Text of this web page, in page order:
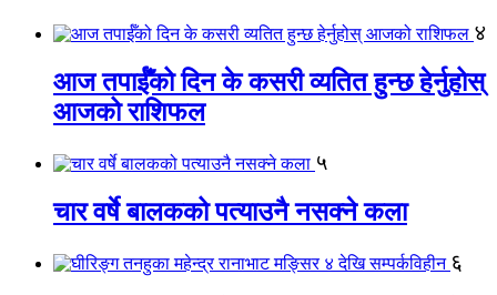
४
आज तपाईँको दिन के कसरी व्यतित हुन्छ हेर्नुहोस्
आजको राशिफल
५
चार वर्षे बालकको पत्याउनै नसक्ने कला
६